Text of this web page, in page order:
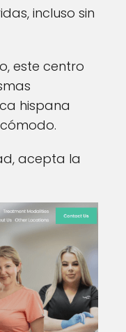
incluso sin
este centro
hispana
acepta la